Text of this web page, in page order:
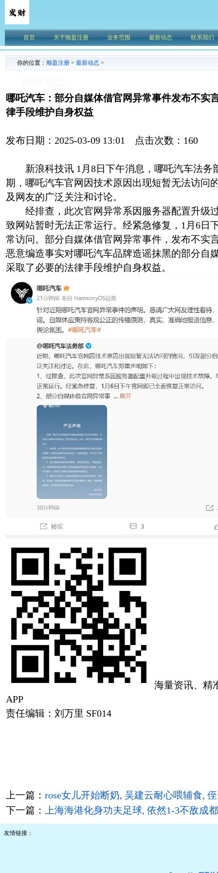
首页 关于顺盈注册 业务范围 最新动态 联系我们
你的位置： 顺盈注册 > 最新动态 >
哪吒汽车：部分自媒体借官网异常事件发布不实
律手段维护自身权益
发布日期：2025-03-09 13:01 点击次数：160
新浪科技讯 1月8日下午消息，哪吒汽车法务
期，哪吒汽车官网因技术原因出现短暂无法访问
及网友的广泛关注和讨论。
经排查，此次官网异常系因服务器配置升级
致网站暂时无法正常运行。经紧急修复，1月6日
常访问。部分自媒体借官网异常事件，发布不实
恶意编造事实对哪吒汽车品牌造谣抹黑的部分自
采取了必要的法律手段维护自身权益。
海量资讯、精
APP
责任编辑：刘万里 SF014
上一篇： rose女儿开始断奶, 吴建云耐心喂辅食,
下一篇：
上海海港化身功夫足球, 依然1-3不敌成
友情链接：